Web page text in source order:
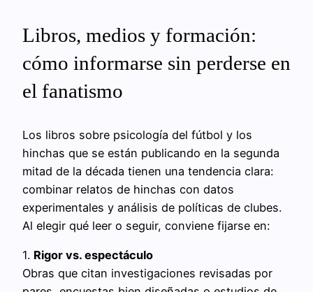
Libros, medios y formación:
cómo informarse sin perderse en
el fanatismo
Los libros sobre psicología del fútbol y los
hinchas que se están publicando en la segunda
mitad de la década tienen una tendencia clara:
combinar relatos de hinchas con datos
experimentales y análisis de políticas de clubes.
Al elegir qué leer o seguir, conviene fijarse en:
1. Rigor vs. espectáculo
Obras que citan investigaciones revisadas por